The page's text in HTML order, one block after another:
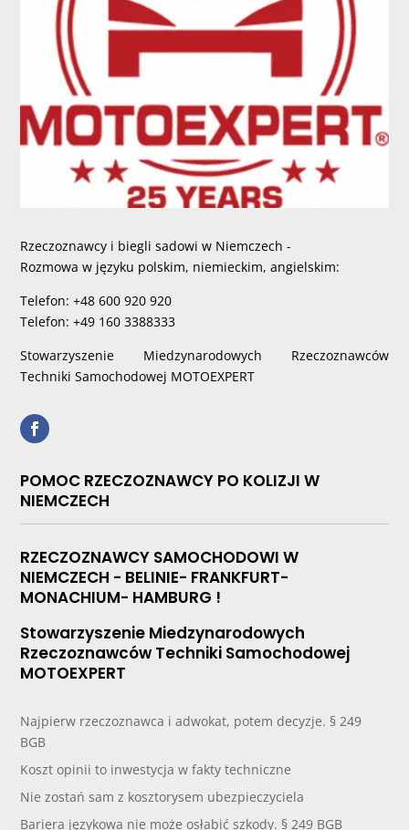
Rzeczoznawcy i biegli sadowi w Niemczech -
Rozmowa w języku polskim, niemieckim, angielskim:
Telefon: +48 600 920 920
Telefon: +49 160 3388333
Stowarzyszenie Miedzynarodowych Rzeczoznawców
Techniki Samochodowej MOTOEXPERT
POMOC RZECZOZNAWCY PO KOLIZJI W
NIEMCZECH
RZECZOZNAWCY SAMOCHODOWI W
NIEMCZECH - BELINIE- FRANKFURT-
MONACHIUM- HAMBURG !
Stowarzyszenie Miedzynarodowych
Rzeczoznawców Techniki Samochodowej
MOTOEXPERT
Najpierw rzeczoznawca i adwokat, potem decyzje. § 249
BGB
Koszt opinii to inwestycja w fakty techniczne
Nie zostań sam z kosztorysem ubezpieczyciela
Bariera językowa nie może osłabić szkody. § 249 BGB